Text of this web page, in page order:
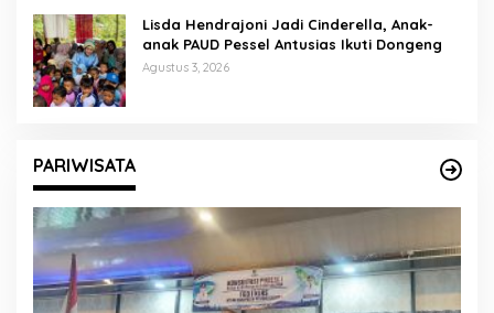
Lisda Hendrajoni Jadi Cinderella, Anak-
anak PAUD Pessel Antusias Ikuti Dongeng
Agustus 3, 2026
PARIWISATA